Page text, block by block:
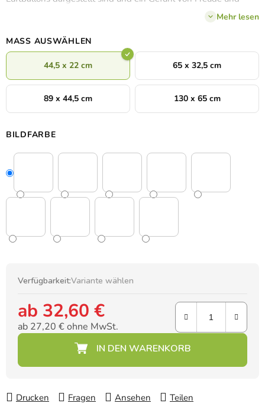
Freiheit vermitteln. Die zarte und detaillierte Verarbeitung
verleiht dem Raum eine magische und gleichsam gemütliche
Mehr lesen
MASS AUSWÄHLEN
44,5 x 22 cm 65 x 32,5 cm
89 x 44,5 cm 130 x 65 cm
BILDFARBE
Verfügbarkeit:Variante wählen
ab 32,60 €
ab 27,20 €ohne MwSt.
Drucken Fragen Ansehen Teilen